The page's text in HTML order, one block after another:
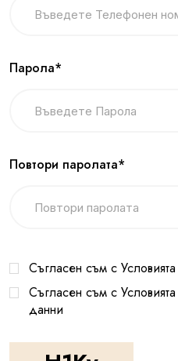
Парола*
Повтори паролата*
Съгласен съм с
Съгласен съм с
данни